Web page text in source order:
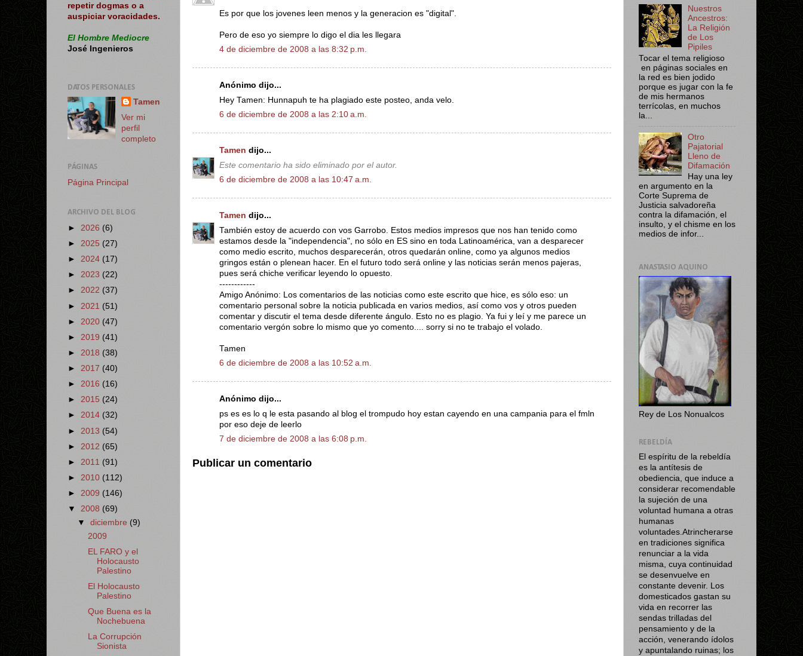
Es por que los jovenes leen menos y la generacion es "digital".
Pero de eso yo siempre lo digo el dia les llegara
4 de diciembre de 2008 a las 8:32 p.m.
Anónimo dijo...
Hey Tamen: Hunnapuh te ha plagiado este posteo, anda velo.
6 de diciembre de 2008 a las 2:10 a.m.
Tamen dijo...
Este comentario ha sido eliminado por el autor.
6 de diciembre de 2008 a las 10:47 a.m.
Tamen dijo...
También estoy de acuerdo con vos Garrobo. Estos medios impresos que nos han tenido como
estamos desde la "independencia", no sólo en ES sino en toda Latinoamérica, van a desparecer
como medio escrito, muchos desparecerán, otros quedarán online, como ya algunos medios
gringos están o plenean hacer. En el futuro todo será online y las noticias serán menos pajeras,
pues será chiche verificar leyendo lo opuesto.
------------
Amigo Anónimo: Los comentarios de las noticias como este escrito que hice, es sólo eso: un
comentario personal sobre la noticia publicada en varios medios, así como vos y otros pueden
comentar y discutir el tema desde diferente ángulo. Esto no es plagio. Ya fui y leí y me parece un
comentario vergón sobre lo mismo que yo comento.... sorry si no te trabajo el volado.
Tamen
6 de diciembre de 2008 a las 10:52 a.m.
Anónimo dijo...
ps es es lo q le esta pasando al blog el trompudo hoy estan cayendo en una campania para el fmln
por eso deje de leerlo
7 de diciembre de 2008 a las 6:08 p.m.
Publicar un comentario
repetir dogmas o a
auspiciar voracidades.
El Hombre Mediocre
José Ingenieros
DATOS PERSONALES
Tamen
Ver mi
perfil
completo
PÁGINAS
Página Principal
ARCHIVO DEL BLOG
► 2026 (6)
► 2025 (27)
► 2024 (17)
► 2023 (22)
► 2022 (37)
► 2021 (51)
► 2020 (47)
► 2019 (41)
► 2018 (38)
► 2017 (40)
► 2016 (16)
► 2015 (24)
► 2014 (32)
► 2013 (54)
► 2012 (65)
► 2011 (91)
► 2010 (112)
► 2009 (146)
▼ 2008 (69)
▼diciembre (9)
2009
EL FARO y el
Holocausto
Palestino
El Holocausto
Palestino
Que Buena es la
Nochebuena
La Corrupción
Sionista
Nuestros
Ancestros:
La Religión
de Los
Pipiles
Tocar el tema religioso
en páginas sociales en
la red es bien jodido
porque es jugar con la fe
de mis hermanos
terrícolas, en muchos
la...
Otro
Pajatorial
Lleno de
Difamación
Hay una ley
en argumento en la
Corte Suprema de
Justicia salvadoreña
contra la difamación, el
insulto, y el chisme en los
medios de infor...
ANASTASIO AQUINO
Rey de Los Nonualcos
REBELDÍA
El espíritu de la rebeldía
es la antítesis de
obediencia, que induce a
considerar recomendable
la sujeción de una
voluntad humana a otras
humanas
voluntades.Atrincherarse
en tradiciones significa
renunciar a la vida
misma, cuya continuidad
se desenvuelve en
constante devenir. Los
domesticados gastan su
vida en recorrer las
sendas trilladas del
pensamiento y de la
acción, venerando ídolos
y apuntalando ruinas; los